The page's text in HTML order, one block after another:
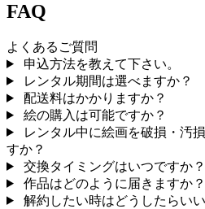
FAQ
よくあるご質問
申込方法を教えて下さい。
レンタル期間は選べますか？
配送料はかかりますか？
絵の購入は可能ですか？
レンタル中に絵画を破損・汚
すか？
交換タイミングはいつですか？
作品はどのように届きますか？
解約したい時はどうしたらい